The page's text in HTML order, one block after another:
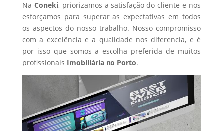
Na Coneki, priorizamos a satisfação do cliente e nos
esforçamos para superar as expectativas em todos
os aspectos do nosso trabalho. Nosso compromisso
com a excelência e a qualidade nos diferencia, e é
por isso que somos a escolha preferida de muitos
profissionais Imobiliáriano Porto.